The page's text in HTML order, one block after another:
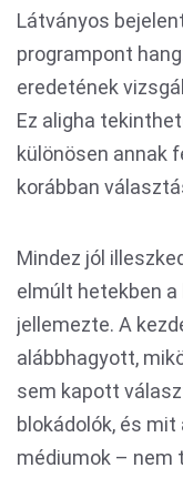
Látványos
programpont
eredetének
Ez aligha
különösen annak
korábban
Mindez jól
elmúlt hetekben
jellemezte. A
alábbhagyott,
sem kapott
blokádolók, és
médiumok – nem